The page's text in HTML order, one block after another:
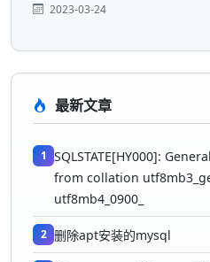
2023-03-24
最新文章
1 SQLSTATE[HY000]:
from collation
utf8mb4_0900_
2 删除apt安装的mysql